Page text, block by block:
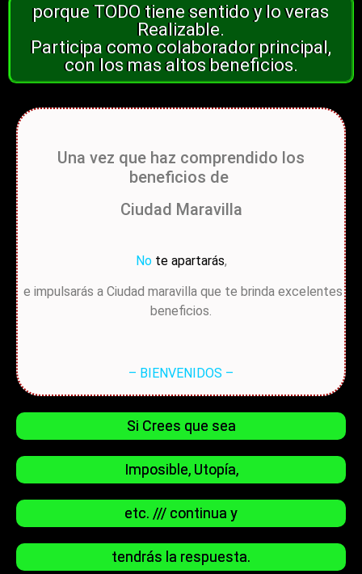
porque TODO tiene sentido y lo veras
Realizable.
Participacomo colaborador principal,
con los mas altos beneficios.
Una vez que haz comprendido los
beneficios de
Ciudad Maravilla
No te apartarás,
e impulsarás a Ciudad maravilla que te brinda excelentes
beneficios.
– BIENVENIDOS –
Si Crees que sea
Imposible, Utopía,
etc. /// continua y
tendrás la respuesta.